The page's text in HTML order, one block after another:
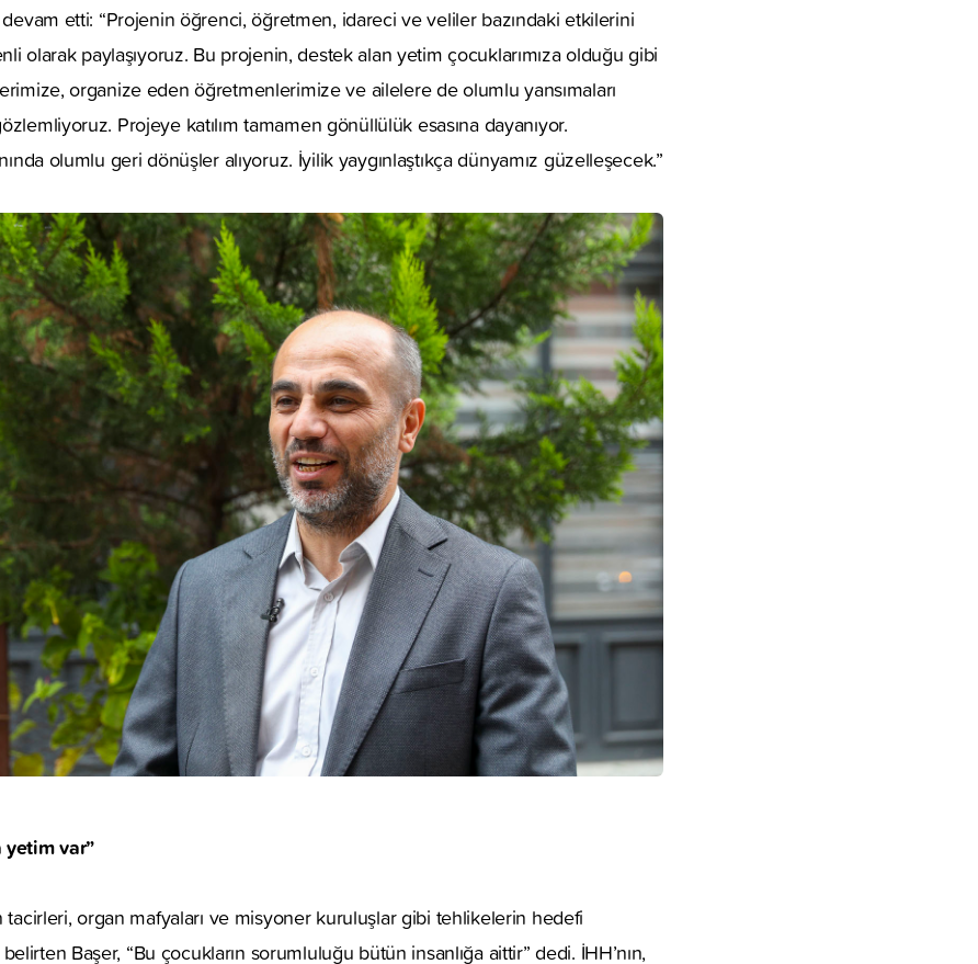
etti: “Projenin öğrenci, öğretmen, idareci ve veliler bazındaki etkilerini
olarak paylaşıyoruz. Bu projenin, destek alan yetim çocuklarımıza olduğu gibi
organize eden öğretmenlerimize ve ailelere de olumlu yansımaları
Projeye katılım tamamen gönüllülük esasına dayanıyor.
olumlu geri dönüşler alıyoruz. İyilik yaygınlaştıkça dünyamız güzelleşecek.”
var”
tacirleri, organ mafyaları ve misyoner kuruluşlar gibi tehlikelerin hedefi
Başer, “Bu çocukların sorumluluğu bütün insanlığa aittir” dedi. İHH’nın,